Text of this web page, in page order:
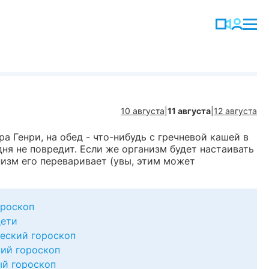
10 августа 11 августа 12 августа
Генри, на обед - что-нибудь с гречневой кашей в
не повредит. Если же организм будет настаивать
его переваривает (увы, этим может
гороскоп
гороскоп
гороскоп